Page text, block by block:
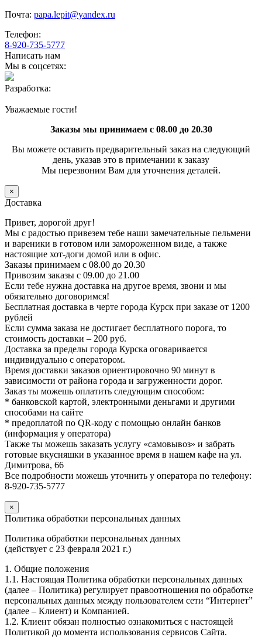
Почта: papa.lepit@yandex.ru
Телефон:
8-920-735-5777
Написать нам
Мы в соцсетях:
Разработка:
Уважаемые гости!
Заказы мы принимаем с 08.00 до 20.30
Вы можете оставить предварительный заказ на следующий
день, указав это в примечании к заказу
Мы перезвоним Вам для уточнения деталей.
×
Доставка
Привет, дорогой друг!
Мы с радостью привезем тебе наши замечательные пельмени
и вареники в готовом или замороженном виде, а также
настоящие хот-доги домой или в офис.
Заказы принимаем с 08.00 до 20.30
Привозим заказы с 09.00 до 21.00
Если тебе нужна доставка на другое время, звони и мы
обязательно договоримся!
Бесплатная доставка в черте города Курск при заказе от 1200
рублей
Если сумма заказа не достигает бесплатного порога, то
стоимость доставки – 200 руб.
Доставка за пределы города Курска оговаривается
индивидуально с оператором.
Время доставки заказов ориентировочно 90 минут в
зависимости от района города и загруженности дорог.
Заказ ты можешь оплатить следующим способом:
* банковской картой, электронными деньгами и другими
способами на сайте
* предоплатой по QR-коду с помощью онлайн банков
(информация у оператора)
Также ты можешь заказать услугу «самовывоз» и забрать
готовые вкусняшки в указанное время в нашем кафе на ул.
Димитрова, 66
Все подробности можешь уточнить у оператора по телефону:
8-920-735-5777
×
Политика обработки персональных данных
Политика обработки персональных данных
(действует с 23 февраля 2021 г.)
1. Общие положения
1.1. Настоящая Политика обработки персональных данных
(далее – Политика) регулирует правоотношения по обработке
персональных данных между пользователем сети “Интернет”
(далее – Клиент) и Компанией.
1.2. Клиент обязан полностью ознакомиться с настоящей
Политикой до момента использования сервисов Сайта.